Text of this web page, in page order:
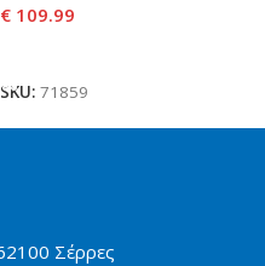
€ 109.99
SKU: 71859
Σέρρες